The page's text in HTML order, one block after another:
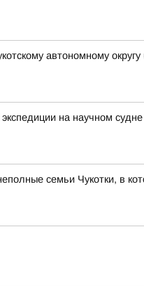
автономному
на научном
семьи Чукотки, в